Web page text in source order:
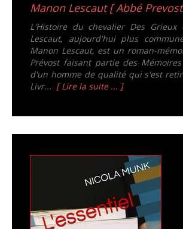
Manon Lescaut [ Abbé
L'Histoire du chevalier Des
Lescaut, aujourd'hui plus
Manon Lescaut, est un roman-
Prévost faisant partie des
d'un homme de qualité qui s'est
Livr... [ Lire la suite ... ]